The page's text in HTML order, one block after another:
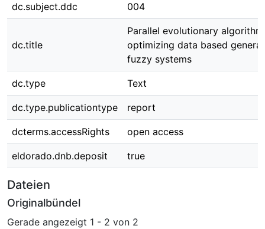
dc.subject.ddc 004
dc.title
Parallel evolutionary
optimizing data based
fuzzy systems
dc.type Text
dc.type.publicationtype report
dcterms.accessRights open access
eldorado.dnb.deposit true
Dateien
Originalbündel
Gerade angezeigt 1 - 2 von 2